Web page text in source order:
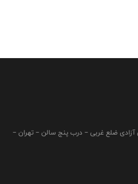
آزادی ضلع غربی – درب پنج سالن – تهران –